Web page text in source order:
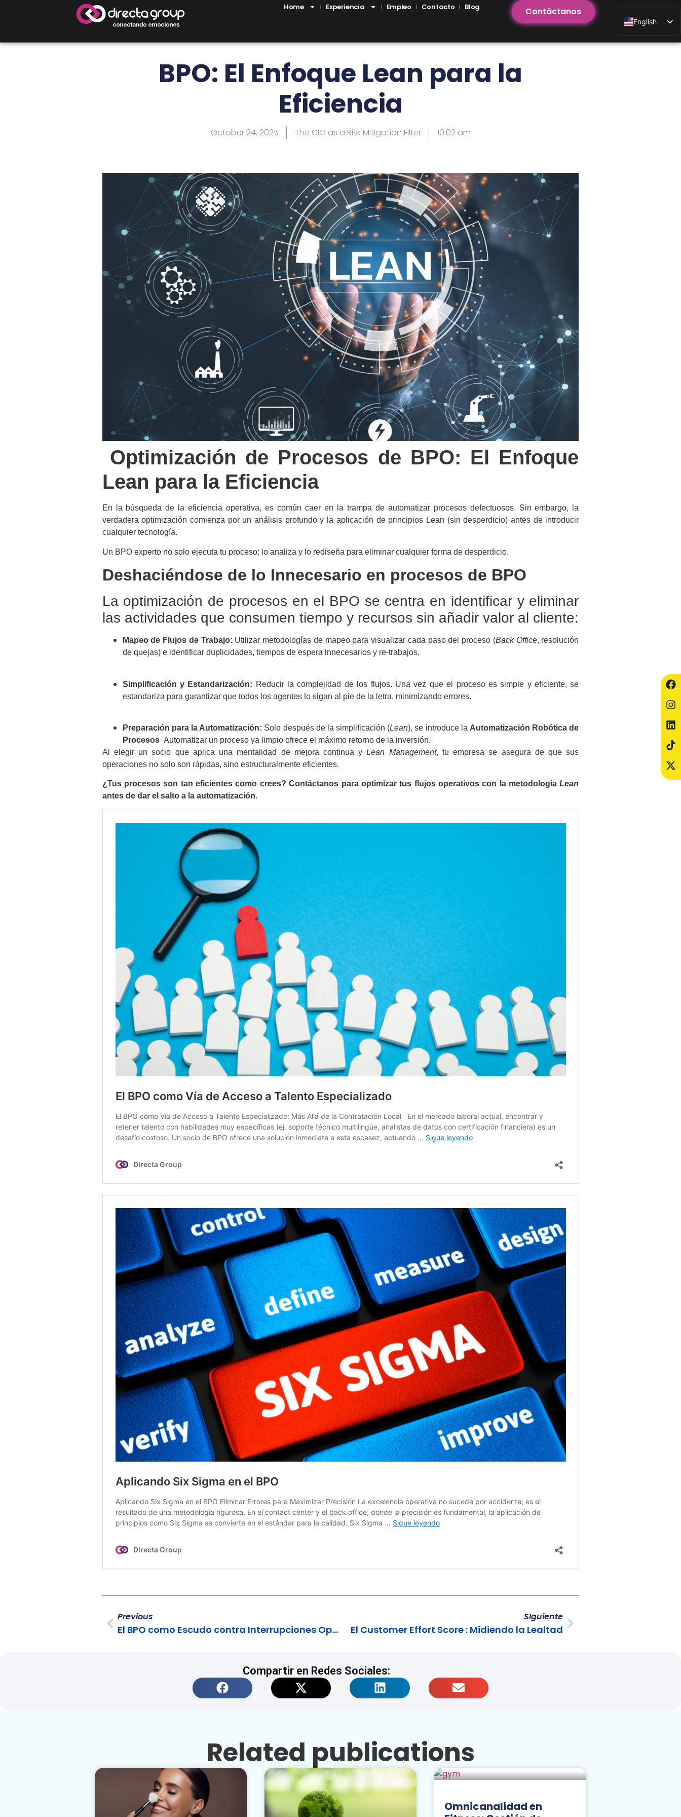
Contáctanos
English
Home Experiencia Empleo Contacto Blog
BPO: El Enfoque Lean para la
Eficiencia
October 24, 2025 The CIO as a Risk Mitigation Filter 10:02 am
Optimización de Procesos de BPO: El Enfoque
Lean para la Eficiencia
En la búsqueda de la eficiencia operativa, es común caer en la trampa de automatizar procesos defectuosos. Sin embargo, la
verdadera optimización comienza por un análisis profundo y la aplicación de principios Lean (sin desperdicio) antes de introducir
cualquier tecnología.
Un BPO experto no solo ejecuta tu proceso; lo analiza y lo rediseña para eliminar cualquier forma de desperdicio.
Deshaciéndose de lo Innecesario en procesos de BPO
La optimización de procesos en el BPO se centra en identificar y eliminar
las actividades que consumen tiempo y recursos sin añadir valor al cliente:
Mapeo de Flujos de Trabajo: Utilizar metodologías de mapeo para visualizar cada paso del proceso (Back Office, resolución
de quejas) e identificar duplicidades, tiempos de espera innecesarios y re-trabajos.
Simplificación y Estandarización: Reducir la complejidad de los flujos. Una vez que el proceso es simple y eficiente, se
estandariza para garantizar que todos los agentes lo sigan al pie de la letra, minimizando errores.
Preparación para la Automatización: Solo después de la simplificación (Lean), se introduce la Automatización Robótica de
Procesos Automatizar un proceso ya limpio ofrece el máximo retorno de la inversión.
Al elegir un socio que aplica una mentalidad de mejora continua yLean Management, tu empresa se asegura de que sus
operaciones no solo son rápidas, sino estructuralmente eficientes.
¿Tus procesos son tan eficientes como crees? Contáctanos para optimizar tus flujos operativos con la metodologíaLean
antes de dar el salto a la automatización.
Previous
El BPO como Escudo contra Interrupciones Operativas
SIguiente
El Customer Effort Score : Midiendo la Lealtad
Compartir en Redes Sociales:
Related publications
Omnicanalidad en